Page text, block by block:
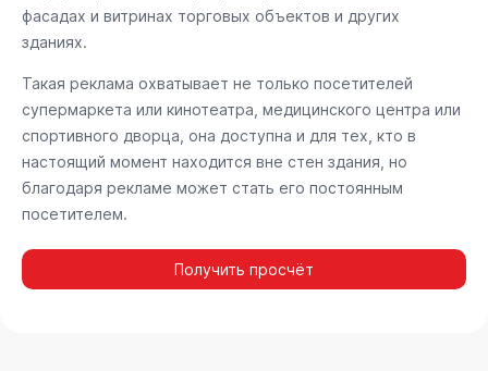
фасадах и витринах торговых объектов и других
зданиях.
Такая реклама охватывает не только посетителей
супермаркета или кинотеатра, медицинского центра или
спортивного дворца, она доступна и для тех, кто в
настоящий момент находится вне стен здания, но
благодаря рекламе может стать его постоянным
посетителем.
Получить просчёт